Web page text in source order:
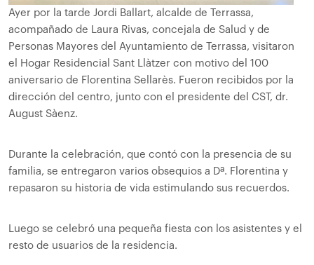
Ayer por la tarde Jordi Ballart, alcalde de Terrassa,
acompañado de Laura Rivas, concejala de Salud y de
Personas Mayores del Ayuntamiento de Terrassa, visitaron
el Hogar Residencial Sant Llàtzer con motivo del 100
aniversario de Florentina Sellarès. Fueron recibidos por la
dirección del centro, junto con el presidente del CST, dr.
August Sàenz.
Durante la celebración, que contó con la presencia de su
familia, se entregaron varios obsequios a Dª. Florentina y
repasaron su historia de vida estimulando sus recuerdos.
Luego se celebró una pequeña fiesta con los asistentes y el
resto de usuarios de la residencia.